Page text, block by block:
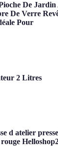
De Jardin
De Verre
Pour
2 Litres
d atelier